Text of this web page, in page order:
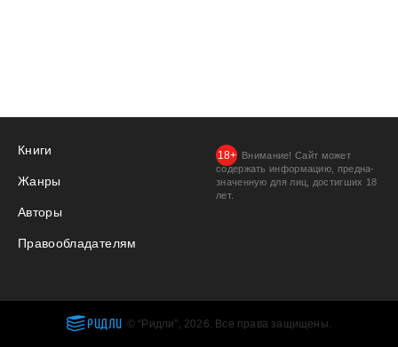
Книги
Жанры
Авторы
Правообладателям
Внимание! Сайт может
содержать информацию, предна­
значенную для лиц, дости­гших 18
лет.
РИДЛИ © “Ридли”, 2026. Все права защищены.